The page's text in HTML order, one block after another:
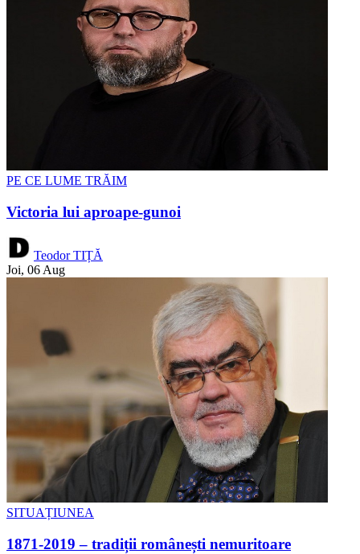
PE CE LUME TRĂIM
Victoria lui aproape-gunoi
Teodor TIȚĂ
Joi, 06 Aug
SITUAȚIUNEA
1871-2019 – tradiții românești nemuritoare